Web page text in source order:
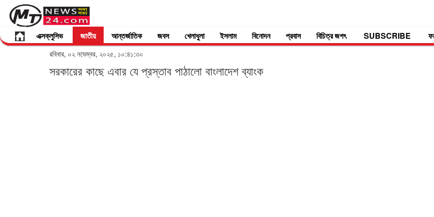
এক্সক্লুসিভ জাতীয় আন্তর্জাতিক জবস খেলাধুলা ইসলাম বিনোদন প্রবাস বিচিত্র জগৎ SUBSCRIBE
রবিবার, ০২ নভেম্বর, ২০২৫, ১০:৪১:৩০
সরকারের কাছে এবার যে প্রস্তাব পাঠালো বাংলাদেশ ব্যাংক